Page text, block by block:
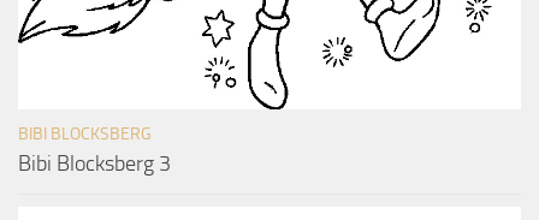
BIBI BLOCKSBERG
Bibi Blocksberg 3